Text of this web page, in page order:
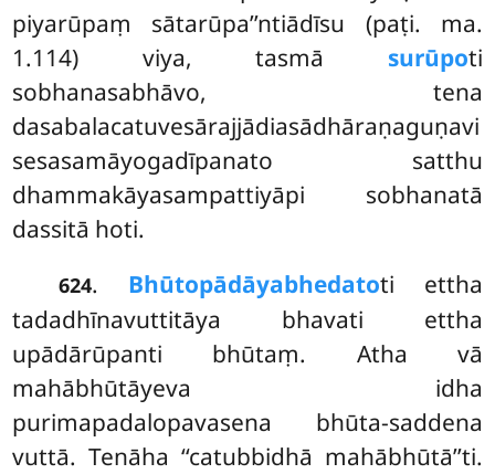
piyarūpaṃ sātarūpa’’ntiādīsu (paṭi. ma.
1.114) viya, tasmā surūpoti
sobhanasabhāvo, tena
dasabalacatuvesārajjādiasādhāraṇaguṇavi
sesasamāyogadīpanato satthu
dhammakāyasampattiyāpi sobhanatā
dassitā hoti.
624. Bhūtopādāyabhedatoti ettha
tadadhīnavuttitāya bhavati ettha
upādārūpanti bhūtaṃ. Atha vā
mahābhūtāyeva idha
purimapadalopavasena bhūta-saddena
vuttā. Tenāha ‘‘catubbidhā mahābhūtā’’ti.